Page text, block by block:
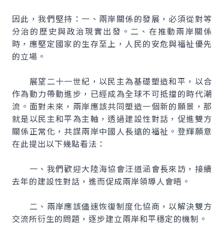
因此，我們堅持：一、兩岸關係的發展，必須從對等
分治的歷史與政治現實出發。二、在推動兩岸關係
時，應堅定國家的生存至上，人民的安危與福祉優先
的立場。
展望二十一世紀，以民主為基礎塑造和平，以合
作為動力帶動進步，已經成為全球不可抵擋的時代潮
流。面對未來，兩岸應該共同塑造一個新的願景，那
就是以民主和平為主軸，透過建設性對話，促進雙方
關係正常化，共謀兩岸中國人長遠的福祉。登輝願意
在此提出以下幾點看法：
一、我們歡迎大陸海協會汪道涵會長來訪，接續
去年的建設性對話，進而促成兩岸領導人會晤。
二、兩岸應該儘速恢復制度化協商，以解決雙方
交流所衍生的問題，逐步建立兩岸和平穩定的機制。